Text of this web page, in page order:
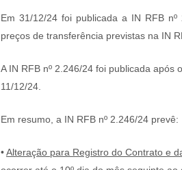
Em 31/12/24 foi publicada a IN RFB
preços de transferência previstas na IN
A IN RFB nº 2.246/24 foi publicada
11/12/24.
Em resumo, a IN RFB nº 2.246/24 prevê:
•Alteração para Registro do Contrato e